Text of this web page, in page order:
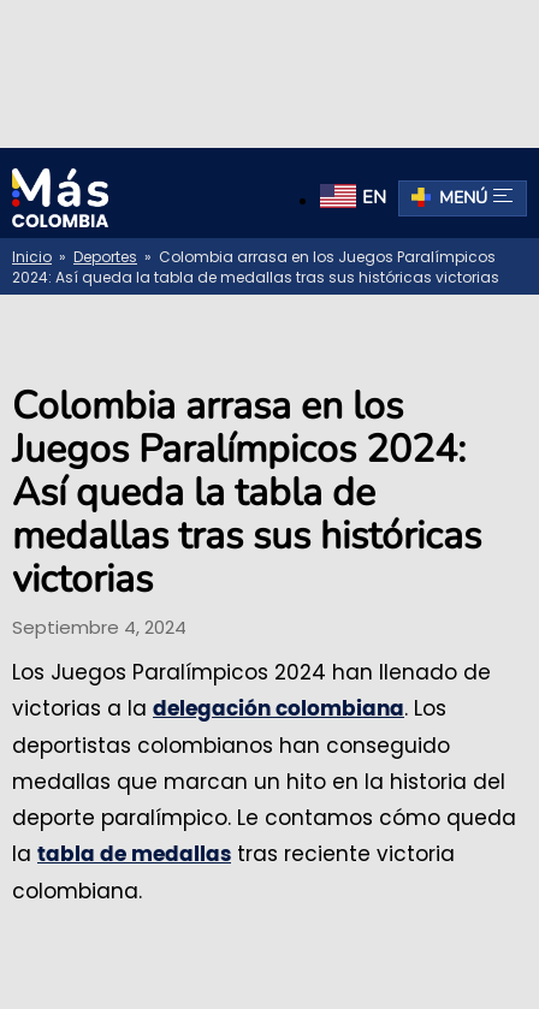
EN MENÚ
Inicio » Deportes » Colombia arrasa en los Juegos Paralímpicos
2024: Así queda la tabla de medallas tras sus históricas victorias
Colombia arrasa en los
Juegos Paralímpicos 2024:
Así queda la tabla de
medallas tras sus históricas
victorias
Septiembre 4, 2024
Los Juegos Paralímpicos 2024 han llenado de
victorias a la delegación colombiana. Los
deportistas colombianos han conseguido
medallas que marcan un hito en la historia del
deporte paralímpico. Le contamos cómo queda
la tabla de medallas tras reciente victoria
colombiana.